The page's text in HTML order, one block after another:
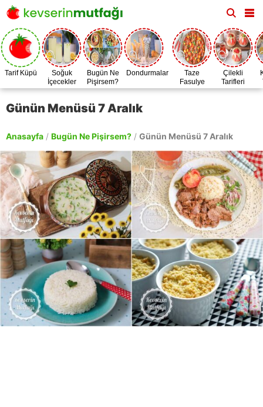
Tarif Küpü
Soğuk
İçecekler
Bugün Ne
Pişirsem?
Dondurmalar
Taze
Fasulye
Zamanı
Çilekli
Tarifleri
Günün Menüsü 7 Aralık
Anasayfa / Bugün Ne Pişirsem? / Günün Menüsü 7 Aralık